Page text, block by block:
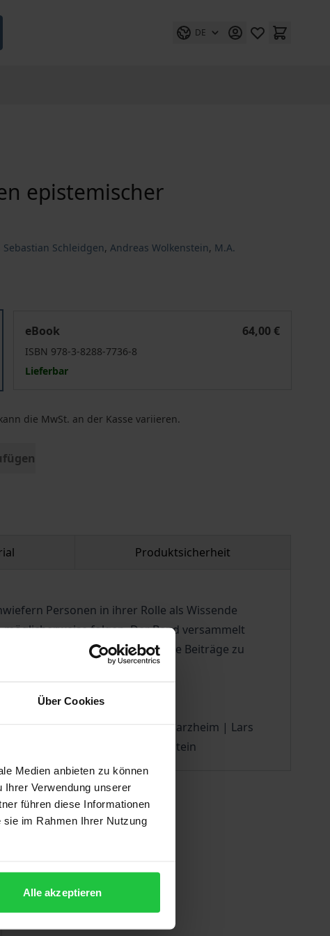
Über Cookies
Medien anbieten zu können
Verwendung unserer
führen diese Informationen
im Rahmen Ihrer Nutzung
Alle akzeptieren
DE
epistemischer
Sebastian Schleidgen,Andreas Wolkenstein, M.A.
eBook
64,00 €
ISBN 978-3-8288-7736-8
Lieferbar
die MwSt. an der Kasse variieren.
Produktsicherheit
Personen in ihrer Rolle als Wissende
folgen. Der Band versammelt
geprägt haben, sowie aktuelle Beiträge zu
| Hilkje C. Hänel | Julia A. Harzheim | Lars
Verina Wild | Andreas Wolkenstein